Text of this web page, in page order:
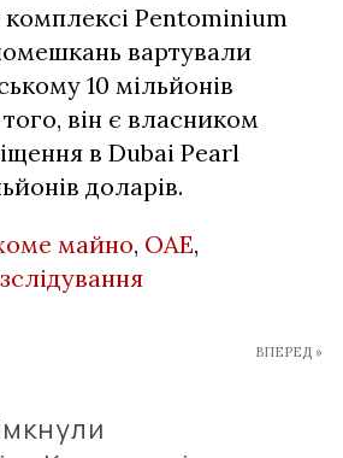
комплексі Pentominium
вартували
10 мільйонів
він є власником
в Dubai Pearl
доларів.
майно, ОАЕ,
ВПЕРЕД »